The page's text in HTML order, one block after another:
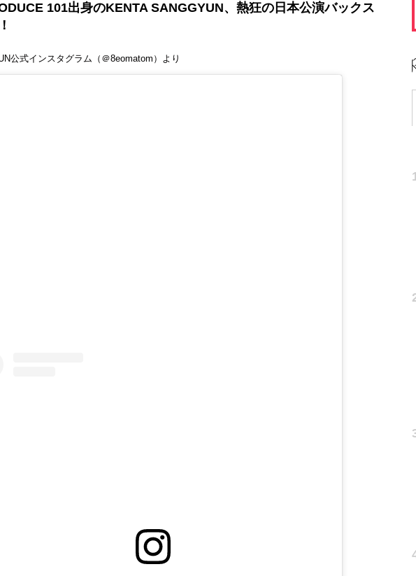
101出身のKENTA SANGGYUN、熱狂の日本公演バックス
公式インスタグラム（＠8eomatom）より